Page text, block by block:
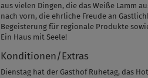
aus vielen Dingen, die das Weiße Lamm
nach vorn, die ehrliche Freude an
Begeisterung für regionale Produkte
Ein Haus mit Seele!
Konditionen/Extras
Dienstag hat der Gasthof Ruhetag, das